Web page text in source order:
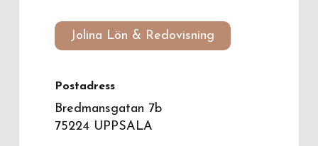
Jolina Lön & Redovisning
Postadress
Bredmansgatan 7b
75224 UPPSALA